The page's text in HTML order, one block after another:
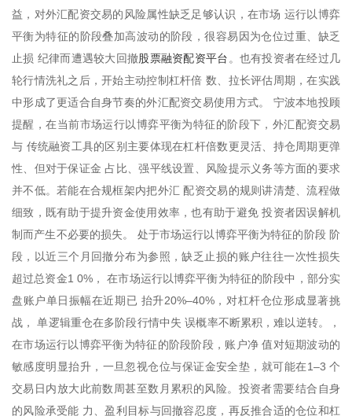
益，对外汇配资交易的风险属性缺乏足够认识，在市场 运行以博弈
平衡为特征的阶段叠加高波动的阶段，很容易因为仓位过重、缺乏
止损 纪律而遭遇较大回撤股票融资配资平台。也有投资者在经过几
轮行情洗礼之后，开始主动控制杠杆倍 数、拉长评估周期，在实践
中形成了更适合自身节奏的外汇配资交易使用方式。 宁波本地投顾
提醒，在当前市场运行以博弈平衡为特征的阶段下，外汇配资交易
与 传统融资工具的区别主要体现在杠杆倍数更灵活、持仓周期更弹
性、但对于保证金 占比、强平线设置、风险提示义务等方面的要求
并不低。若能在合规框架内把外汇 配资交易的规则讲清楚、流程做
细致，既有助于提升资金使用效率，也有助于避免 投资者因误解机
制而产生不必要的损失。 处于市场运行以博弈平衡为特征的阶段 阶
段，以近三个月回撤分布为参照，缺乏止损的账户往往一次性损失
超过总资金1 0%， 在市场运行以博弈平衡为特征的阶段中，部分实
盘账户单日振幅在近期已 抬升20%–40%，对杠杆仓位形成显著挑
战， 单逻辑重仓在多阶段行情中失 误概率不断累积，难以逆转。，
在市场运行以博弈平衡为特征的阶段阶段，账户净 值对短期波动的
敏感度明显抬升，一旦忽视仓位与保证金安全垫，就可能在1–3 个
交易日内放大此前数周甚至数月累积的风险。投资者需要结合自身
的风险承受能 力、盈利目标与回撤容忍度，再反推合适的仓位和杠